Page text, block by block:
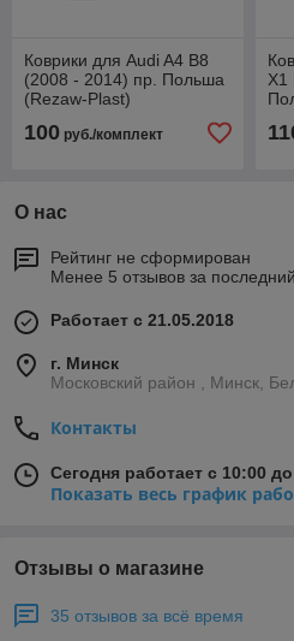
Коврики для Audi A4 B8
(2008 - 2014) пр. Польша
(Rezaw-Plast)
100 руб./комплект
X1
О нас
Рейтинг не сформирован
Менее 5 отзывов за
Работает с 21.05.2018
г. Минск
Московский район , Минск,
Контакты
Сегодня работает с 10:00
Показать весь график
Отзывы о магазине
35 отзывов за всё время